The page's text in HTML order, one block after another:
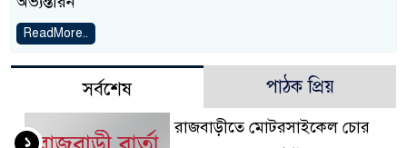
ReadMore..
সর্বশেষ পাঠক প্রিয়
রাজবাড়ীতে মোটরসাইকেল চোর
১